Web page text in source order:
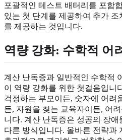
포괄적인 테스트 배터리를 포함
있는 첫 단계를 제공하여 추가
를 제공하는 것입니다.
역량 강화: 수학적 어
계산 난독증과 일반적인 수학적
이 역량 강화를 위한 첫걸음입니
걱정하는 부모이든, 숫자에 어려
든, 자원을 찾는 교육자이든, 어
니다. 계산 난독증은 성공의 장
다른 방식입니다. 올바른 전략과